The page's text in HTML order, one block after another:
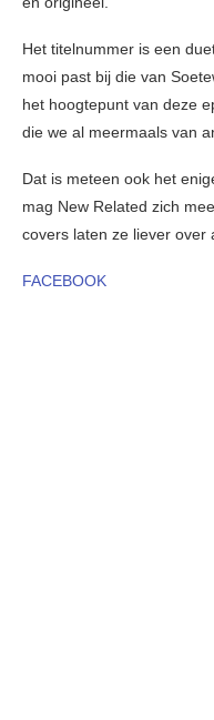
Het titelnummer is een
mooi past bij die van
het hoogtepunt van deze
die we al meermaals van
Dat is meteen ook het
mag New Related zich
covers laten ze liever over
FACEBOOK